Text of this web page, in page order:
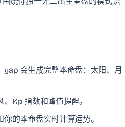
yap 会生成完整本命盘：太阳、月
Kp 指数和峰值提醒。
的本命盘实时计算运势。